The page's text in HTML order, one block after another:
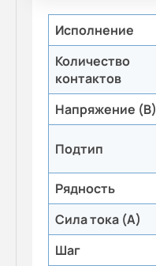
Исполнение
Количество
контактов
Напряжение (В)
Подтип
Рядность
Сила тока (А)
Шаг